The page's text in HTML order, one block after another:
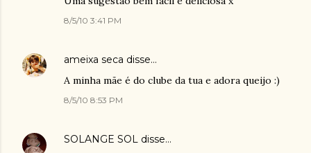
8/5/10 3:41 PM
ameixa seca disse…
A minha mãe é do clube da tua e adora queijo :)
8/5/10 8:53 PM
SOLANGE SOL disse…